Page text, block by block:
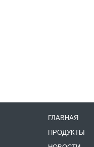
ГЛАВНАЯ
ПРОДУКТЫ